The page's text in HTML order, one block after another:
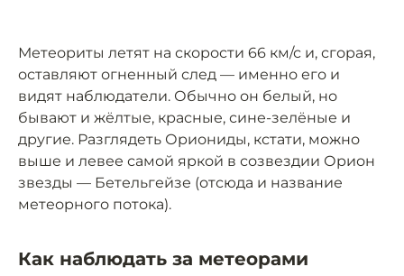
Метеориты летят на скорости 66 км/с и, сгорая,
оставляют огненный след — именно его и
видят наблюдатели. Обычно он белый, но
бывают и жёлтые, красные, сине-зелёные и
другие. Разглядеть Ориониды, кстати, можно
выше и левее самой яркой в созвездии Орион
звезды — Бетельгейзе (отсюда и название
метеорного потока).
Как наблюдать за метеорами